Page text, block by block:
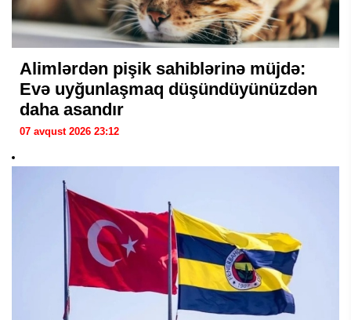
Alimlərdən pişik sahiblərinə müjdə:
Evə uyğunlaşmaq düşündüyünüzdən
daha asandır
07 avqust 2026 23:12